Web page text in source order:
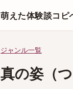
萌えた体験談コピ
ジャンル一覧
真の姿（つ